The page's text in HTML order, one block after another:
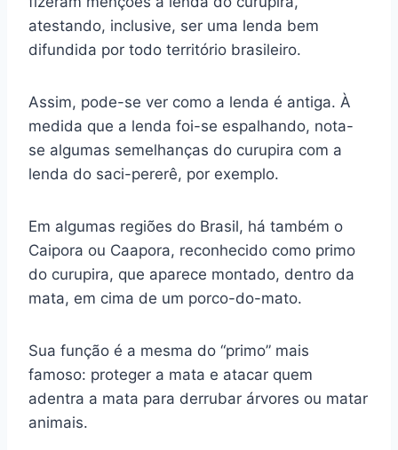
atestando, inclusive, ser uma lenda bem
difundida por todo território brasileiro.
Assim, pode-se ver como a lenda é antiga. À
medida que a lenda foi-se espalhando, nota-
se algumas semelhanças do curupira com a
lenda do saci-pererê, por exemplo.
Em algumas regiões do Brasil, há também o
Caipora ou Caapora, reconhecido como primo
do curupira, que aparece montado, dentro da
mata, em cima de um porco-do-mato.
Sua função é a mesma do “primo” mais
famoso: proteger a mata e atacar quem
adentra a mata para derrubar árvores ou matar
animais.